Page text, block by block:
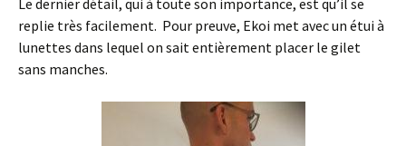
replie très facilement. Pour preuve, Ekoi met avec un étui à
lunettes dans lequel on sait entièrement placer le gilet
sans manches.